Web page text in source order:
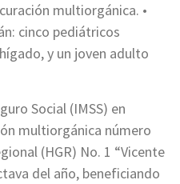
multiorgánica. •
cinco pediátricos
y un joven adulto
Social (IMSS) en
multiorgánica número
(HGR) No. 1 “Vicente
del año, beneficiando